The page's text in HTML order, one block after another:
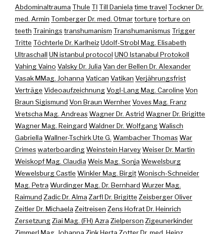
Abdominaltrauma Thule TI Till Daniela time travel Tockner Dr.
med. Armin Tomberger Dr. med. Otmartorture torture on
teeth Trainingstranshumanism TranshumanismusTrigger
Tritte Töchterle Dr. KarlheizUdolf-Strobl Mag. Elisabeth
Ultraschall UN istanbul protocol UNO Istanabul Protokoll
Vahing Vaino Valsky Dr. Julia Van der Bellen Dr. Alexander
Vasak MMag. Johanna Vatican Vatikan Verjährungsfrist
Verträge VideoaufzeichnungVogl-Lang Mag. Caroline Von
Braun Sigismund Von Braun WernherVoves Mag. Franz
Vretscha Mag. AndreasWagner Dr. Astrid Wagner Dr. Brigitte
Wagner Mag. Reingard Waldner Dr. WolfgangWalisch
Gabriella Wallner-Tschirk Ute G. Wambacher ThomasWar
CrimeswaterboardingWeinstein HarveyWeiser Dr. Martin
Weiskopf Mag. Claudia Weis Mag. Sonja Wewelsburg
Wewelsburg Castle Winkler Mag. BirgitWonisch-Schneider
Mag. Petra Wurdinger Mag. Dr. Bernhard Wurzer Mag.
Raimund Zadic Dr. Alma Zarfl Dr. Brigitte Zeisberger Oliver
Zeitler Dr. Michaela Zeitreisen Zens Hofrat Dr. Heinrich
ZersetzungZiai Mag. (FH) Azra Zielperson Zigeunerkinder